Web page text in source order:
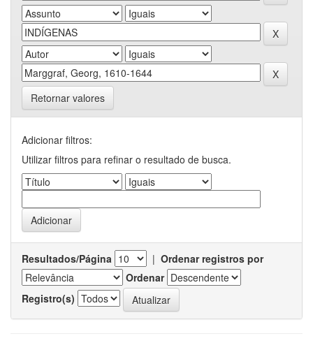
Retornar valores
Adicionar filtros:
Utilizar filtros para refinar o resultado de busca.
Resultados/Página | Ordenar registros por
Ordenar
Registro(s)